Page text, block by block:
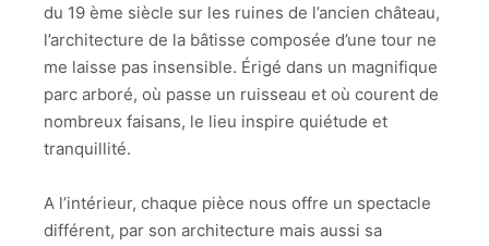
du 19 ème siècle sur les ruines de l’ancien château,
l’architecture de la bâtisse composée d’une tour ne
me laisse pas insensible. Érigé dans un magnifique
parc arboré, où passe un ruisseau et où courent de
nombreux faisans, le lieu inspire quiétude et
tranquillité.
A l’intérieur, chaque pièce nous offre un spectacle
différent, par son architecture mais aussi sa